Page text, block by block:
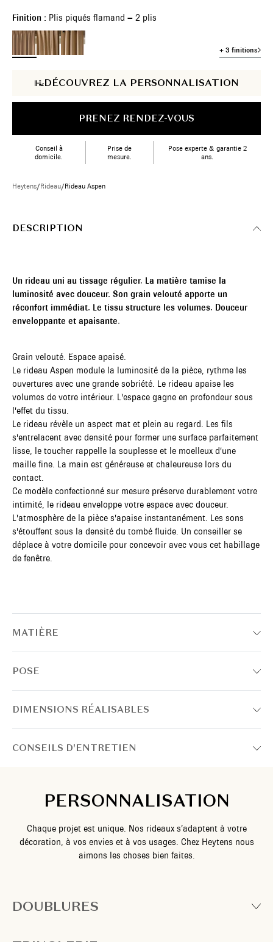
Finition : Plis piqués flamand – 2 plis
+ 3 finitions
DÉCOUVREZ LA PERSONNALISATION
PRENEZ RENDEZ-VOUS
Conseil à
domicile.
Prise de
mesure.
Pose experte & garantie 2
ans.
Heytens/Rideau/Rideau Aspen
DESCRIPTION
Un rideau uni au tissage régulier. La matière tamise la
luminosité avec douceur. Son grain velouté apporte un
réconfort immédiat. Le tissu structure les volumes. Douceur
enveloppante et apaisante.
Grain velouté. Espace apaisé.
Le rideau Aspen module la luminosité de la pièce, rythme les
ouvertures avec une grande sobriété. Le rideau apaise les
volumes de votre intérieur. L'espace gagne en profondeur sous
l'effet du tissu.
Le rideau révèle un aspect mat et plein au regard. Les fils
s'entrelacent avec densité pour former une surface parfaitement
lisse, le toucher rappelle la souplesse et le moelleux d'une
maille fine. La main est généreuse et chaleureuse lors du
contact.
Ce modèle confectionné sur mesure préserve durablement votre
intimité, le rideau enveloppe votre espace avec douceur.
L'atmosphère de la pièce s'apaise instantanément. Les sons
s'étouffent sous la densité du tombé fluide. Un conseiller se
déplace à votre domicile pour concevoir avec vous cet habillage
de fenêtre.
MATIÈRE
POSE
DIMENSIONS RÉALISABLES
CONSEILS D'ENTRETIEN
PERSONNALISATION
Chaque projet est unique. Nos rideaux s’adaptent à votre
décoration, à vos envies et à vos usages. Chez Heytens nous
aimons les choses bien faites.
DOUBLURES